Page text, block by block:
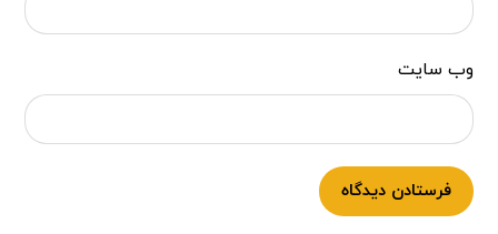
وب‌ سایت
فرستادن دیدگاه